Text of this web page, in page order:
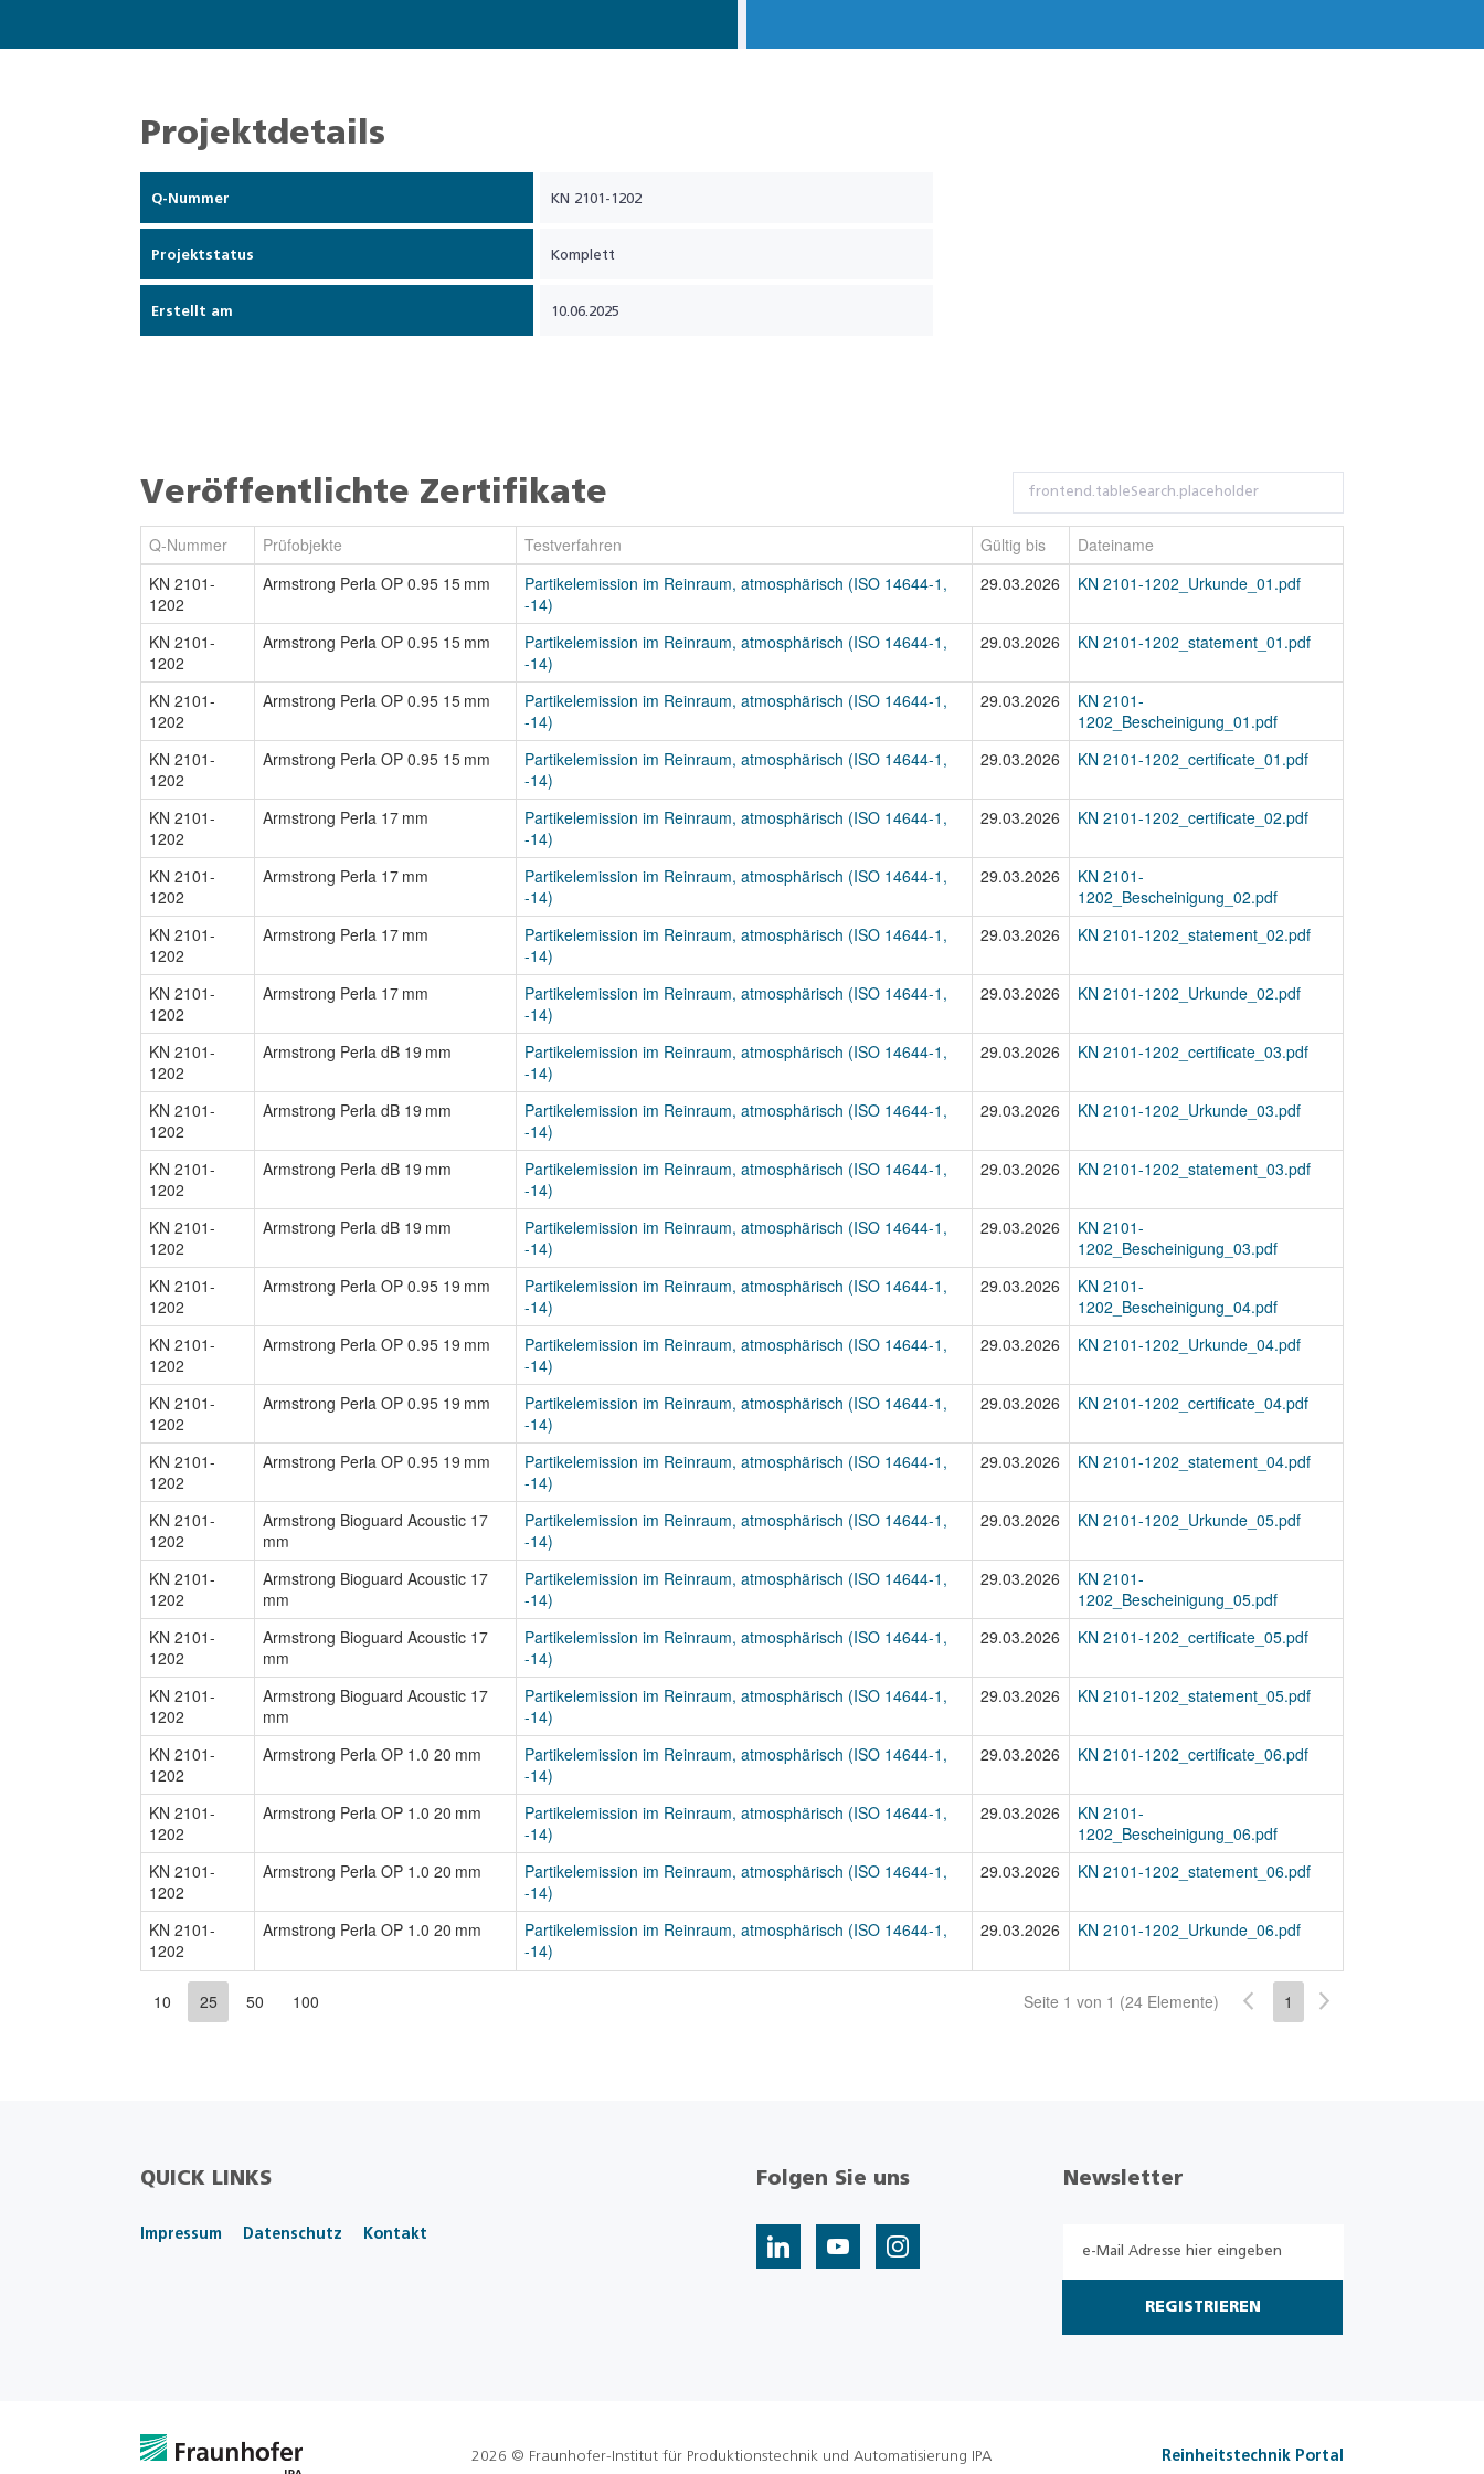
Projektdetails
Q-Nummer KN 2101-1202
Projektstatus Komplett
Erstellt am 10.06.2025
Veröffentlichte Zertifikate
Q-Nummer Prüfobjekte Testverfahren Gültig bis
Dateiname
KN 2101-
1202
Armstrong Perla OP 0.95 15 mm
Partikelemission im Reinraum, atmosphärisch (ISO 14644-1,
-14)
29.03.2026 KN 2101-1202_Urkunde_01.pdf
KN 2101-
1202
Armstrong Perla OP 0.95 15 mm
Partikelemission im Reinraum, atmosphärisch (ISO 14644-1,
-14)
29.03.2026 KN 2101-1202_statement_01.pdf
KN 2101-
1202
Armstrong Perla OP 0.95 15 mm
Partikelemission im Reinraum, atmosphärisch (ISO 14644-1,
-14)
29.03.2026
KN 2101-
1202_Bescheinigung_01.pdf
KN 2101-
1202
Armstrong Perla OP 0.95 15 mm
Partikelemission im Reinraum, atmosphärisch (ISO 14644-1,
-14)
29.03.2026 KN 2101-1202_certificate_01.pdf
KN 2101-
1202
Armstrong Perla 17 mm
Partikelemission im Reinraum, atmosphärisch (ISO 14644-1,
-14)
29.03.2026 KN 2101-1202_certificate_02.pdf
KN 2101-
1202
Armstrong Perla 17 mm
Partikelemission im Reinraum, atmosphärisch (ISO 14644-1,
-14)
29.03.2026
KN 2101-
1202_Bescheinigung_02.pdf
KN 2101-
1202
Armstrong Perla 17 mm
Partikelemission im Reinraum, atmosphärisch (ISO 14644-1,
-14)
29.03.2026 KN 2101-1202_statement_02.pdf
KN 2101-
1202
Armstrong Perla 17 mm
Partikelemission im Reinraum, atmosphärisch (ISO 14644-1,
-14)
29.03.2026 KN 2101-1202_Urkunde_02.pdf
KN 2101-
1202
Armstrong Perla dB 19 mm
Partikelemission im Reinraum, atmosphärisch (ISO 14644-1,
-14)
29.03.2026 KN 2101-1202_certificate_03.pdf
KN 2101-
1202
Armstrong Perla dB 19 mm
Partikelemission im Reinraum, atmosphärisch (ISO 14644-1,
-14)
29.03.2026 KN 2101-1202_Urkunde_03.pdf
KN 2101-
1202
Armstrong Perla dB 19 mm
Partikelemission im Reinraum, atmosphärisch (ISO 14644-1,
-14)
29.03.2026 KN 2101-1202_statement_03.pdf
KN 2101-
1202
Armstrong Perla dB 19 mm
Partikelemission im Reinraum, atmosphärisch (ISO 14644-1,
-14)
29.03.2026
KN 2101-
1202_Bescheinigung_03.pdf
KN 2101-
1202
Armstrong Perla OP 0.95 19 mm
Partikelemission im Reinraum, atmosphärisch (ISO 14644-1,
-14)
29.03.2026
KN 2101-
1202_Bescheinigung_04.pdf
KN 2101-
1202
Armstrong Perla OP 0.95 19 mm
Partikelemission im Reinraum, atmosphärisch (ISO 14644-1,
-14)
29.03.2026 KN 2101-1202_Urkunde_04.pdf
KN 2101-
1202
Armstrong Perla OP 0.95 19 mm
Partikelemission im Reinraum, atmosphärisch (ISO 14644-1,
-14)
29.03.2026 KN 2101-1202_certificate_04.pdf
KN 2101-
1202
Armstrong Perla OP 0.95 19 mm
Partikelemission im Reinraum, atmosphärisch (ISO 14644-1,
-14)
29.03.2026 KN 2101-1202_statement_04.pdf
KN 2101-
1202
Armstrong Bioguard Acoustic 17
mm
Partikelemission im Reinraum, atmosphärisch (ISO 14644-1,
-14)
29.03.2026 KN 2101-1202_Urkunde_05.pdf
KN 2101-
1202
Armstrong Bioguard Acoustic 17
mm
Partikelemission im Reinraum, atmosphärisch (ISO 14644-1,
-14)
29.03.2026
KN 2101-
1202_Bescheinigung_05.pdf
KN 2101-
1202
Armstrong Bioguard Acoustic 17
mm
Partikelemission im Reinraum, atmosphärisch (ISO 14644-1,
-14)
29.03.2026 KN 2101-1202_certificate_05.pdf
KN 2101-
1202
Armstrong Bioguard Acoustic 17
mm
Partikelemission im Reinraum, atmosphärisch (ISO 14644-1,
-14)
29.03.2026 KN 2101-1202_statement_05.pdf
KN 2101-
1202
Armstrong Perla OP 1.0 20 mm
Partikelemission im Reinraum, atmosphärisch (ISO 14644-1,
-14)
29.03.2026 KN 2101-1202_certificate_06.pdf
KN 2101-
1202
Armstrong Perla OP 1.0 20 mm
Partikelemission im Reinraum, atmosphärisch (ISO 14644-1,
-14)
29.03.2026
KN 2101-
1202_Bescheinigung_06.pdf
KN 2101-
1202
Armstrong Perla OP 1.0 20 mm
Partikelemission im Reinraum, atmosphärisch (ISO 14644-1,
-14)
29.03.2026 KN 2101-1202_statement_06.pdf
KN 2101-
1202
Armstrong Perla OP 1.0 20 mm
Partikelemission im Reinraum, atmosphärisch (ISO 14644-1,
-14)
29.03.2026 KN 2101-1202_Urkunde_06.pdf
10 25 50 100 Seite 1 von 1 (24 Elemente) 1
QUICK LINKS
Impressum Datenschutz Kontakt
Folgen Sie uns Newsletter
REGISTRIEREN
2026 © Fraunhofer-Institut für Produktionstechnik und Automatisierung IPA Reinheitstechnik Portal